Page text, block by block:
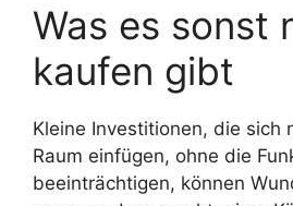
Was es sonst
kaufen gibt
Kleine Investitionen, die sich
Raum einfügen, ohne die
beeinträchtigen, können